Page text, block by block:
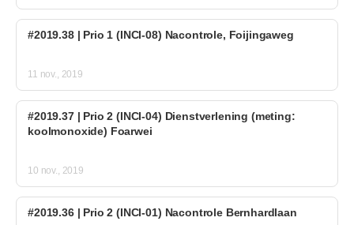
#2019.38 | Prio 1 (INCI-08) Nacontrole, Foijingaweg
11 nov., 2019
#2019.37 | Prio 2 (INCI-04) Dienstverlening (meting:
koolmonoxide) Foarwei
10 nov., 2019
#2019.36 | Prio 2 (INCI-01) Nacontrole Bernhardlaan